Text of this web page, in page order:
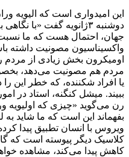
این امیدواری است که الیویه
دوشنبه ۳ژانویه گفت «با
جهان، احتمال هست که ما
واکسیناسیون مصونیت داشته
اومیکرون بخش زیادی از مردم
مردم هم مصونیت می‌دهد،
یا افراد شکننده، که خطر این
ببیند. میشل کنگنه، استاد در
رن می‌گوید «چیزی که
بفهماند این است که ما شاید
ویروس با انسان تطبیق پیدا
کلاسیک دیگر پیوسته است که
کاهش پیدا می‌کند، مشاهده